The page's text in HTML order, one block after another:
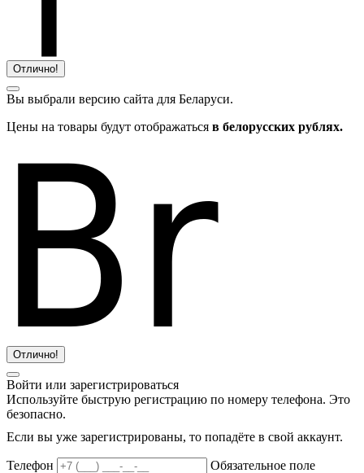
Отлично!
Вы выбрали версию сайта для Беларуси.
Цены на товары будут отображаться в белорусских рублях.
Отлично!
Войти или зарегистрироваться
Используйте быструю регистрацию по номеру телефона. Это
безопасно.
Если вы уже зарегистрированы, то попадёте в свой аккаунт.
Телефон
Обязательное поле